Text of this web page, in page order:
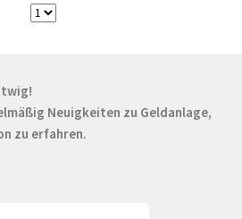
Neuigkeiten zu Geldanlage,
zu erfahren.